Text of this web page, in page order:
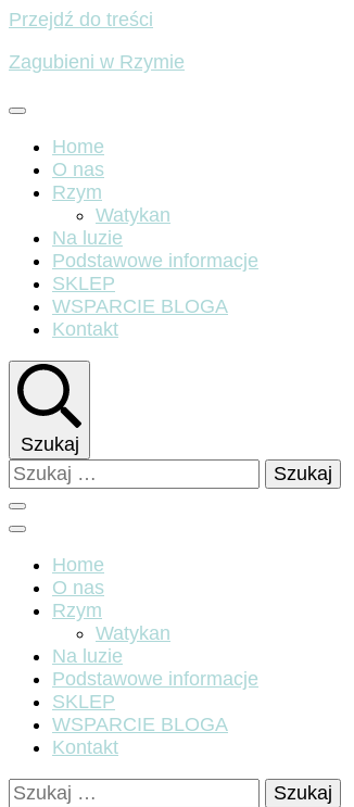
Przejdź do treści
Zagubieni w Rzymie
Home
O nas
Rzym
Watykan
Na luzie
Podstawowe informacje
SKLEP
WSPARCIE BLOGA
Kontakt
Szukaj
Szukaj:
Home
O nas
Rzym
Watykan
Na luzie
Podstawowe informacje
SKLEP
WSPARCIE BLOGA
Kontakt
Szukaj: